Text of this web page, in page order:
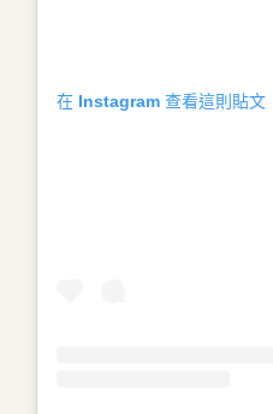
在 Instagram 查看這則貼文